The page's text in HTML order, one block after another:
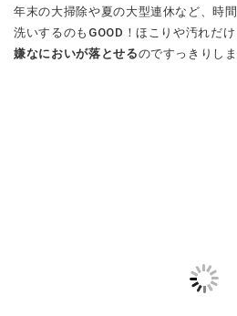
年末の大掃除や夏の大型連休など、時
洗いするのもGOOD！ほこりや汚れだけ
嫌なにおいが落とせるのですっきりしま